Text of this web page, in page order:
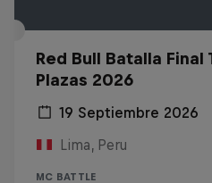
Red Bull Batalla Final
Plazas 2026
19 Septiembre 2026
Lima, Peru
MC BATTLE